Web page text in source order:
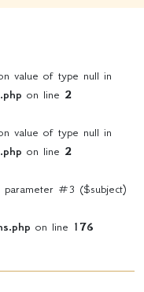
value of type null in
on line 2
value of type null in
on line 2
parameter #3 ($subject)
on line 176